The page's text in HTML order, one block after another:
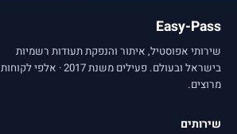
Easy-Pass
שירותי אפוסטיל, איתור והנפקת תעודות רשמיות
בישראל ובעולם. פעילים משנת 2017 · אלפי לקוחות
מרוצים.
שירותים